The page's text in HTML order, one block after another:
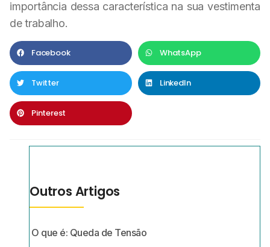
importância dessa característica na sua vestimenta
de trabalho.
Facebook WhatsApp
Twitter LinkedIn
Pinterest
Outros Artigos
O que é: Queda de Tensão